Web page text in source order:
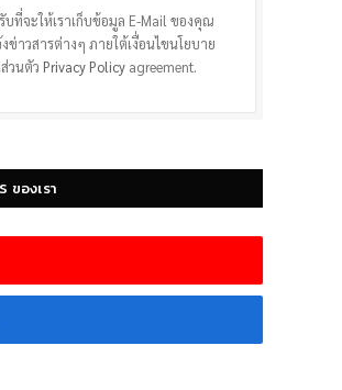
ที่จะให้เราเก็บข้อมูล E-Mail ของคุณ
งข่าวสารต่างๆ ภายใต้เงื่อนไขนโยบาย
วนตัว Privacy Policy agreement.
ของเรา